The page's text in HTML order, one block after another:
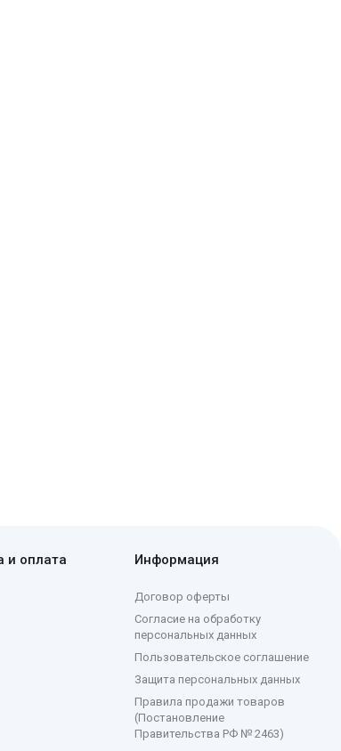
и оплата Информация
Договор оферты
Согласие на обработку
персональных данных
Пользовательское соглашение
Защита персональных данных
Правила продажи товаров
(Постановление
Правительства РФ № 2463)